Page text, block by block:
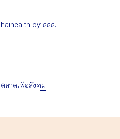
by สสส.
ลาดเพื่อสังคม